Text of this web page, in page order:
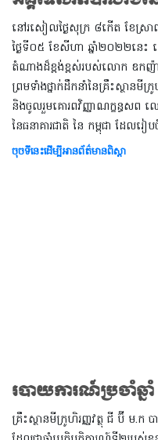
នៅរសៀលថ្ងៃសុក្រ ៨កើត ខែស្រ
ថ្ងៃទី០៥ ខែសីហា ឆ្នាំ២០២២នេះ
តំណាងដ៏ខ្ពង់ខ្ពស់របស់លោក ឧកញ៉ា
ព្រមទាំងថ្នាក់ដឹកនាំនៃគ្រឹះស្ថានមី
និងចូលរួមគោរពវិញ្ញាណក្ខន្ធសព ល
នៃធនាគារជាតិ នៃ កម្ពុជា ដែលរៀប
ចុចទីនេះដើម្បីអានព័ត៌មានពិស្តា
របាយការណ៍ប្រចាំឆ្
គ្រឹះស្ថានមីក្រូហិរញ្ញវត្ថុ ជី ប៊ី ម.ក